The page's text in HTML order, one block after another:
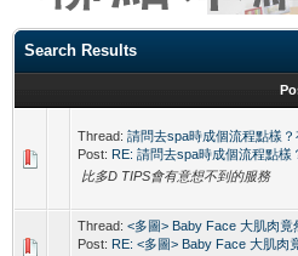
Search Results
Thread: 請問去spa時成個流程點樣？
Post: RE: 請問去spa時成個流程點樣
比多D TIPS會有意想不到的服務
Thread: <多圖> Baby Face 大肌肉竟
Post: RE: <多圖> Baby Face 大肌肉